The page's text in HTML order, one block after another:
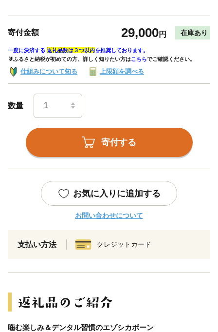
寄付金額 29,000円 在庫あり
一度に決済する 返礼品数は３つ以内を推奨しております。
🔰ふるさと納税が初めての方、詳しく知りたい方はこちらでご確認ください。
仕組みについて知る 上限額を調べる
数量
寄付する
お気に入りに追加する
お問い合わせについて
支払い方法 クレジットカード
噛む楽しみ＆デンタル習慣のエゾシカボーン